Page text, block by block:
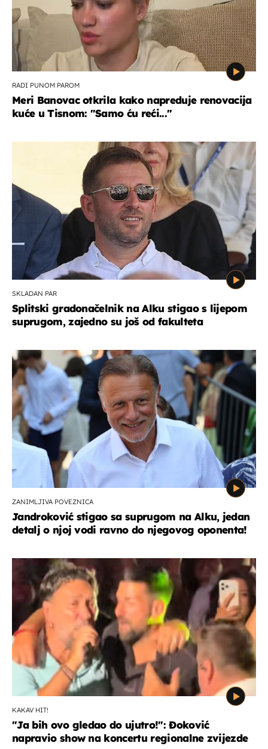
RADI PUNOM PAROM
Meri Banovac otkrila kako napreduje renovacija
kuće u Tisnom: "Samo ću reći..."
SKLADAN PAR
Splitski gradonačelnik na Alku stigao s lijepom
suprugom, zajedno su još od fakulteta
ZANIMLJIVA POVEZNICA
Jandroković stigao sa suprugom na Alku, jedan
detalj o njoj vodi ravno do njegovog oponenta!
KAKAV HIT!
"Ja bih ovo gledao do ujutro!": Đoković
napravio show na koncertu regionalne zvijezde